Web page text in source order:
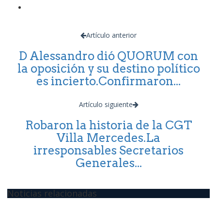
Artículo anterior
D Alessandro dió QUORUM con
la oposición y su destino político
es incierto.Confirmaron...
Artículo siguiente
Robaron la historia de la CGT
Villa Mercedes.La
irresponsables Secretarios
Generales...
Noticias relacionadas